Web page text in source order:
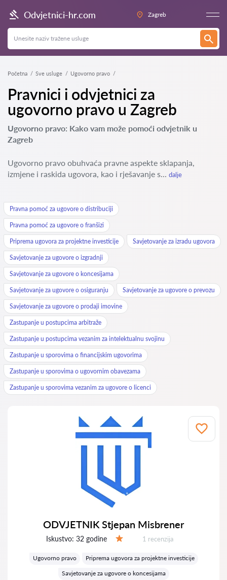
Odvjetnici-hr.com Zagreb
Početna Sve usluge Ugovorno pravo
Pravnici i odvjetnici za
ugovorno pravo u Zagreb
Ugovorno pravo: Kako vam može pomoći odvjetnik u
Zagreb
Ugovorno pravo obuhvaća pravne aspekte sklapanja,
izmjene i raskida ugovora, kao i rješavanje s... dalje
Pravna pomoć za ugovore o distribuciji
Pravna pomoć za ugovore o franšizi
Priprema ugovora za projektne investicije Savjetovanje za izradu ugovora
Savjetovanje za ugovore o izgradnji
Savjetovanje za ugovore o koncesijama
Savjetovanje za ugovore o osiguranju Savjetovanje za ugovore o prevozu
Savjetovanje za ugovore o prodaji imovine
Zastupanje u postupcima arbitraže
Zastupanje u postupcima vezanim za intelektualnu svojinu
Zastupanje u sporovima o financijskim ugovorima
Zastupanje u sporovima o ugovornim obavezama
Zastupanje u sporovima vezanim za ugovore o licenci
ODVJETNIK Stjepan Misbrener
Iskustvo: 32 godine Recenzija:
1 recenzija
Ugovorno pravo
Priprema ugovora za projektne investicije
Savjetovanje za ugovore o koncesijama